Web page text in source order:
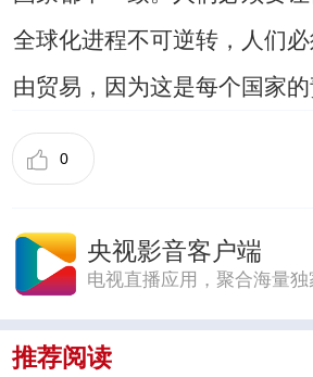
全球化进程不可逆转，人们
由贸易，因为这是每个国家的
0
央视影音客户端
电视直播应用，聚合海量独
推荐阅读